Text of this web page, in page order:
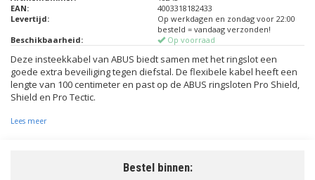
EAN:
4003318182433
Levertijd:
Op werkdagen en zondag voor 22:00
besteld = vandaag verzonden!
Beschikbaarheid:
Op voorraad
Deze insteekkabel van ABUS biedt samen met het ringslot een
goede extra beveiliging tegen diefstal. De flexibele kabel heeft een
lengte van 100 centimeter en past op de ABUS ringsloten Pro Shield,
Shield en Pro Tectic.
Lees meer
Bestel binnen: